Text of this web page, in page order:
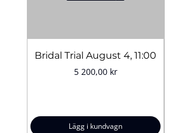
Bridal Trial August 4, 11:00
Pris
5 200,00 kr
Lägg i kundvagn